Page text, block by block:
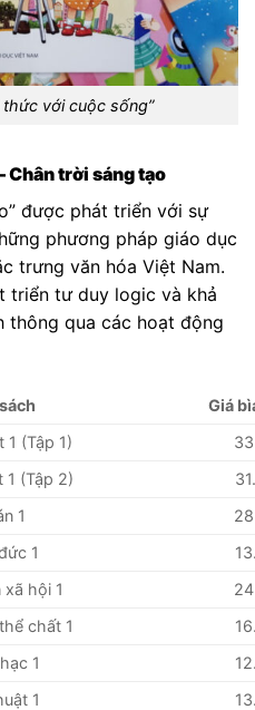
thức với cuộc sống”
Chân trời sáng tạo
được phát triển với sự
phương pháp giáo dục
trưng văn hóa Việt Nam.
triển tư duy logic và khả
thông qua các hoạt động
Giá
1 (Tập 1)
1 (Tập 2)
1
1
xã hội 1
chất 1
1
1